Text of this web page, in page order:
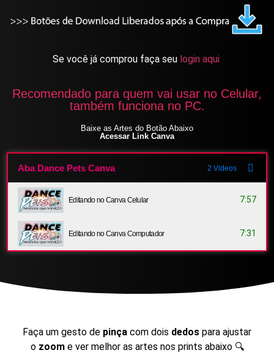
Se você já comprou faça seu login aqui
Recomendado para quem vai usar no Celular,
também funciona no PC.
Baixe as Artes do Botão Abaixo
Acessar Link Canva
Aba Dance Pets Canva 2 Videos
Editando no Canva Celular 7:57
Editando no Canva Computador 7:31
Faça um gesto de pinça com dois dedos para ajustar
o zoom e ver melhor as artes nos prints abaixo 🔍